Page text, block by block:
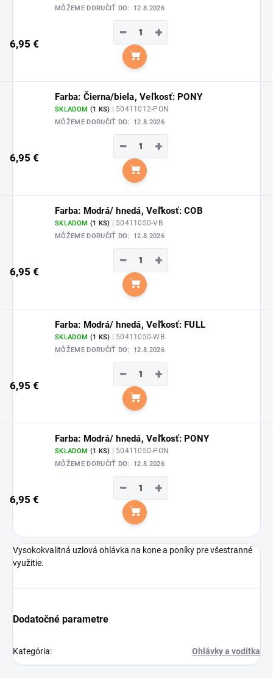
MÔŽEME DORUČIŤ DO: 12.8.2026
6,95 €
+
−
Do košíka
Farba: Čierna/biela, Veľkosť: PONY
SKLADOM (1 KS) | 50411012-PON
MÔŽEME DORUČIŤ DO: 12.8.2026
6,95 €
+
−
Do košíka
Farba: Modrá/ hnedá, Veľkosť: COB
SKLADOM (1 KS) | 50411050-VB
MÔŽEME DORUČIŤ DO: 12.8.2026
6,95 €
+
−
Do košíka
Farba: Modrá/ hnedá, Veľkosť: FULL
SKLADOM (1 KS) | 50411050-WB
MÔŽEME DORUČIŤ DO: 12.8.2026
6,95 €
+
−
Do košíka
Farba: Modrá/ hnedá, Veľkosť: PONY
SKLADOM (1 KS) | 50411050-PON
MÔŽEME DORUČIŤ DO: 12.8.2026
6,95 €
+
−
Do košíka
Vysokokvalitná uzlová ohlávka na kone a poníky pre všestranné
využitie.
Dodatočné parametre
Kategória: Ohlávky a vodítka